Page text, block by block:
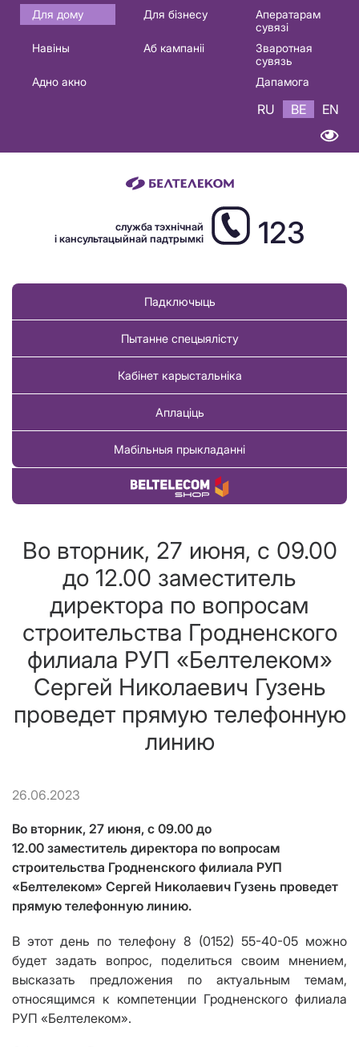
Основная
навигация
Для дому Для бізнесу
Аператарам
сувязі
Навіны
Аб кампаніі
Зваротная
сувязь
Адно акно
Дапамога
RU BE EN
служба тэхнічнай
і кансультацыйнай падтрымкі
123
Падключыць
Пытанне спецыялісту
Кабінет карыстальніка
Аплаціць
Мабільныя прыкладанні
Купіць тавар
Во вторник, 27 июня, с 09.00
до 12.00 заместитель
директора по вопросам
строительства Гродненского
филиала РУП «Белтелеком»
Сергей Николаевич Гузень
проведет прямую телефонную
линию
26.06.2023
Во вторник, 27 июня, с 09.00 до
12.00 заместитель директора по вопросам
строительства Гродненского филиала РУП
«Белтелеком» Сергей Николаевич Гузень проведет
прямую телефонную линию.
В этот день по телефону 8 (0152) 55-40-05 можно
будет задать вопрос, поделиться своим мнением,
высказать предложения по актуальным темам,
относящимся к компетенции Гродненского филиала
РУП «Белтелеком».